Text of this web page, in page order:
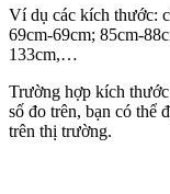
Ví dụ các kích thước:
69cm-69cm; 85cm-
133cm,…
Trường hợp kích
số đo trên, bạn có thể
trên thị trường.